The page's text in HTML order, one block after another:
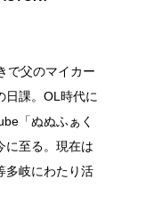
で父のマイカー
日課。OL時代に
「ぬぬふぁく
に至る。現在は
多岐にわたり活